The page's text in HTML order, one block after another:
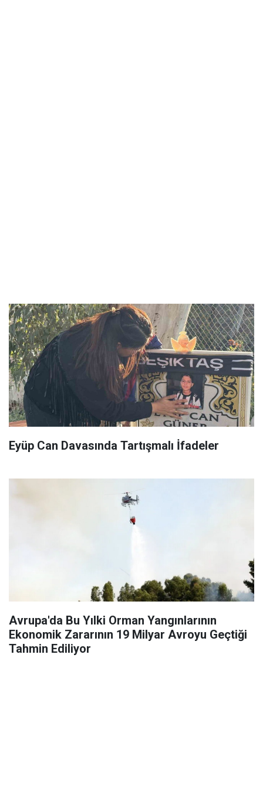
Eyüp Can Davasında Tartışmalı İfadeler
Avrupa'da Bu Yılki Orman Yangınlarının
Ekonomik Zararının 19 Milyar Avroyu Geçtiği
Tahmin Ediliyor